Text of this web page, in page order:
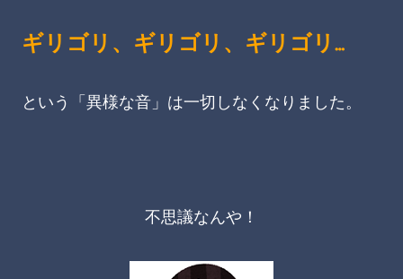
ギリゴリ、ギリゴリ、ギリゴリ…
という「異様な音」は一切しなくなりました。
不思議なんや！